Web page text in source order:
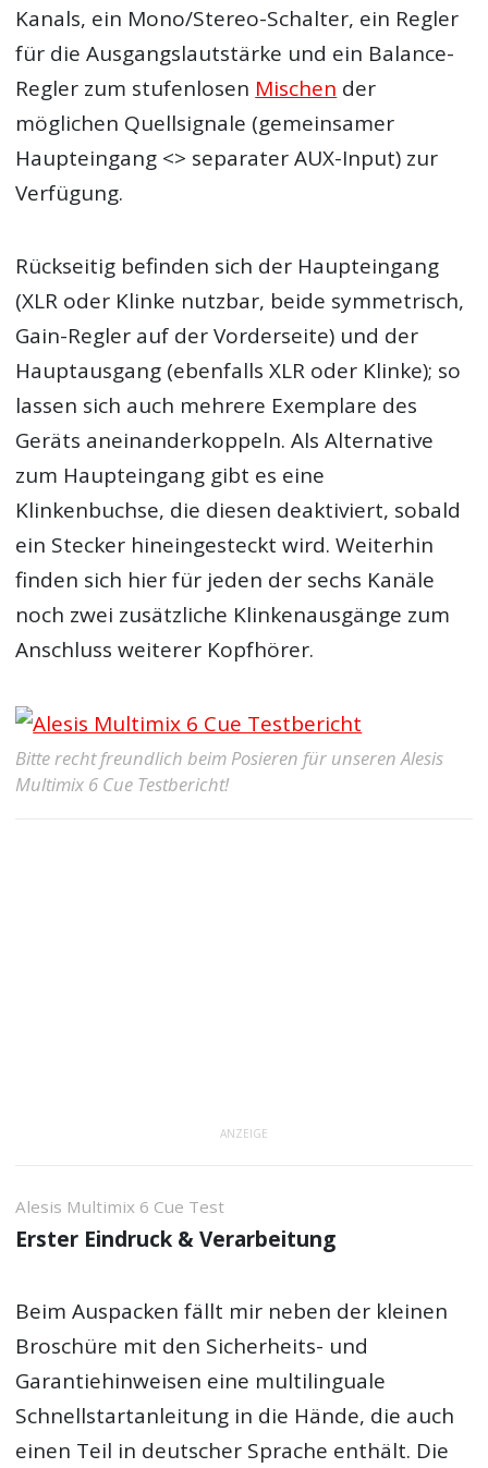
Kanals, ein Mono/Stereo-Schalter, ein Regler
für die Ausgangslautstärke und ein Balance-
Regler zum stufenlosen Mischen der
möglichen Quellsignale (gemeinsamer
Haupteingang <> separater AUX-Input) zur
Verfügung.
Rückseitig befinden sich der Haupteingang
(XLR oder Klinke nutzbar, beide symmetrisch,
Gain-Regler auf der Vorderseite) und der
Hauptausgang (ebenfalls XLR oder Klinke); so
lassen sich auch mehrere Exemplare des
Geräts aneinanderkoppeln. Als Alternative
zum Haupteingang gibt es eine
Klinkenbuchse, die diesen deaktiviert, sobald
ein Stecker hineingesteckt wird. Weiterhin
finden sich hier für jeden der sechs Kanäle
noch zwei zusätzliche Klinkenausgänge zum
Anschluss weiterer Kopfhörer.
Bitte recht freundlich beim Posieren für unseren Alesis
Multimix 6 Cue Testbericht!
ANZEIGE
Alesis Multimix 6 Cue Test
Erster Eindruck & Verarbeitung
Beim Auspacken fällt mir neben der kleinen
Broschüre mit den Sicherheits- und
Garantiehinweisen eine multilinguale
Schnellstartanleitung in die Hände, die auch
einen Teil in deutscher Sprache enthält. Die